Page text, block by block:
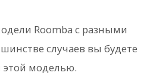
Roomba с разными
случаев вы будете
моделью.